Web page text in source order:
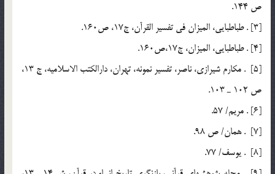
ص 144.
[3] . طباطبایی، المیزان فی تفسیر القرآن، ج17، ص160.
[4] . طباطبایی، المیزان، ج17،ص160.
[5] . مكارم شيرازي، ناصر، ‌تفسير نمونه، تهران، دارالكتب الاسلاميه، ج 13،
ص 102 ـ 103.
[6] . مريم/ 57.
[7] . همان/ ص 98.
[8] . يوسف/ 77.